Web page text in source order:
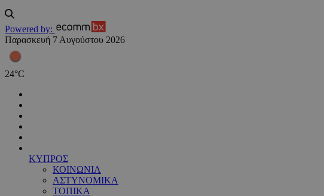
Powered by:
Παρασκευή 7 Αυγούστου 2026
24°C
ΚΥΠΡΟΣ
ΚΟΙΝΩΝΙΑ
ΑΣΤΥΝΟΜΙΚΑ
ΤΟΠΙΚΑ